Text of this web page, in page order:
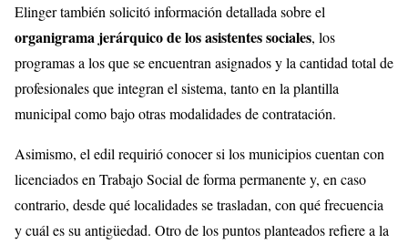
Elinger también solicitó información detallada sobre el
organigrama jerárquico de los asistentes sociales, los
programas a los que se encuentran asignados y la cantidad total de
profesionales que integran el sistema, tanto en la plantilla
municipal como bajo otras modalidades de contratación.
Asimismo, el edil requirió conocer si los municipios cuentan con
licenciados en Trabajo Social de forma permanente y, en caso
contrario, desde qué localidades se trasladan, con qué frecuencia
y cuál es su antigüedad. Otro de los puntos planteados refiere a la